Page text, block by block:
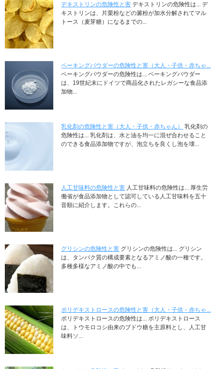
デキストリンの危険性と害 デキストリンの危険性は... デ
キストリンは、片栗粉などの澱粉が加水分解されてマル
トース（麦芽糖）になるまでの...
ベーキングパウダーの危険性と害（大人・子供・赤ちゃ...
ベーキングパウダーの危険性は... ベーキングパウダー
は、19世紀末にドイツで商品化されたレガシーな食品添
加物...
乳化剤の危険性と害（大人・子供・赤ちゃん）
乳化剤の
危険性は... 乳化剤は、水と油を均一に混ぜ合わせること
のできる食品添加物ですが、泡立ちを良くし泡を壊...
人工甘味料の危険性と害 人工甘味料の危険性は... 厚生労
働省が食品添加物として認可している人工甘味料を五十
音順に紹介します。これらの...
グリシンの危険性と害 グリシンの危険性は... グリシン
は、タンパク質の構成要素となるアミノ酸の一種です。
多種多様なアミノ酸の中でも...
ポリデキストロースの危険性と害（大人・子供・赤ちゃ...
ポリデキストロースの危険性は... ポリデキストロース
は、トウモロコシ由来のブドウ糖を主原料とし、人工甘
味料ソ...